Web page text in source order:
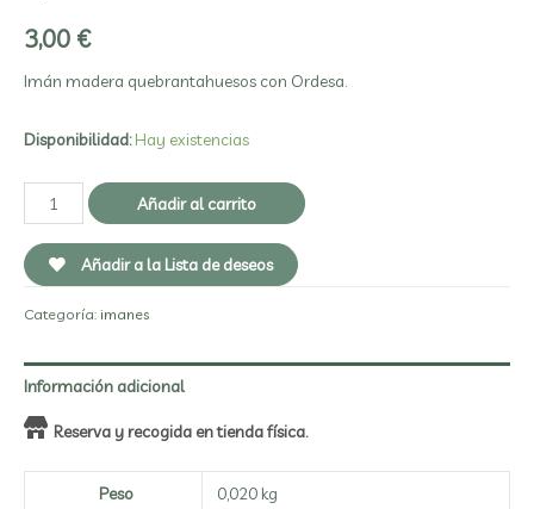
3,00 €
Imán madera quebrantahuesos con Ordesa.
Disponibilidad: Hay existencias
Añadir al carrito
Añadir a la Lista de deseos
Categoría: imanes
Información adicional
Reserva y recogida en tienda física.
Peso 0,020 kg